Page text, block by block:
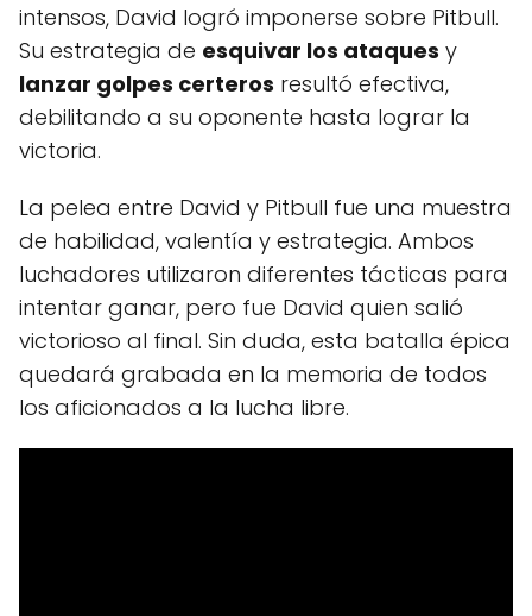
intensos, David logró imponerse sobre Pitbull.
Su estrategia de esquivar los ataques y
lanzar golpes certeros resultó efectiva,
debilitando a su oponente hasta lograr la
victoria.
La pelea entre David y Pitbull fue una muestra
de habilidad, valentía y estrategia. Ambos
luchadores utilizaron diferentes tácticas para
intentar ganar, pero fue David quien salió
victorioso al final. Sin duda, esta batalla épica
quedará grabada en la memoria de todos
los aficionados a la lucha libre.